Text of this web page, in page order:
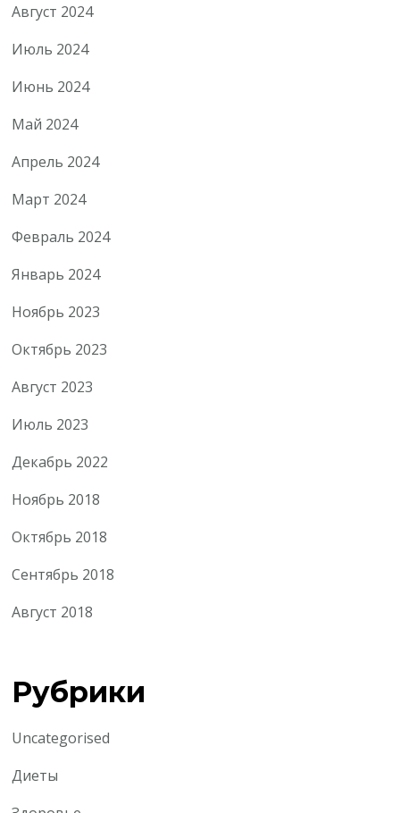
Август 2024
Июль 2024
Июнь 2024
Май 2024
Апрель 2024
Март 2024
Февраль 2024
Январь 2024
Ноябрь 2023
Октябрь 2023
Август 2023
Июль 2023
Декабрь 2022
Ноябрь 2018
Октябрь 2018
Сентябрь 2018
Август 2018
Рубрики
Uncategorised
Диеты